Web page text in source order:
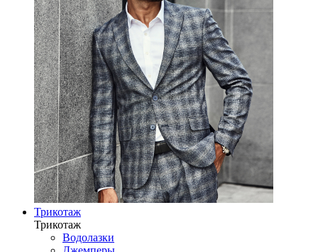
Трикотаж
Трикотаж
Водолазки